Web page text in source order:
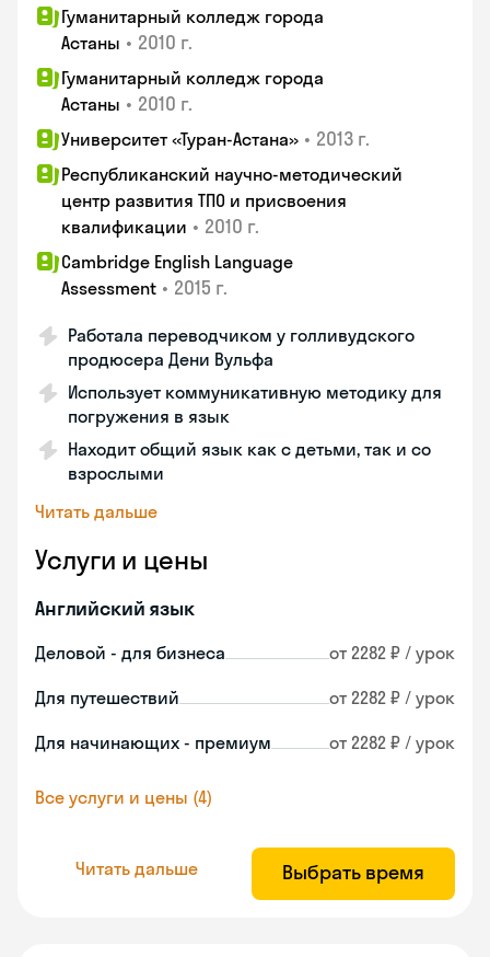
Гуманитарный колледж города
Астаны • 2010 г.
Гуманитарный колледж города
Астаны • 2010 г.
Университет «Туран-Астана» • 2013 г.
Республиканский научно-методический
центр развития ТПО и присвоения
квалификации • 2010 г.
Cambridge English Language
Assessment • 2015 г.
Работала переводчиком у голливудского
продюсера Дени Вульфа
Использует коммуникативную методику для
погружения в язык
Находит общий язык как с детьми, так и со
взрослыми
Читать дальше
Услуги и цены
Английский язык
Деловой - для бизнеса от 2282 ₽ / урок
Для путешествий от 2282 ₽ / урок
Для начинающих - премиум от 2282 ₽ / урок
Все услуги и цены (4)
Читать дальше Выбрать время